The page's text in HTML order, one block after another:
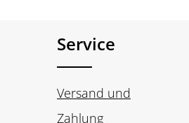
Service
Versand und
Zahlung